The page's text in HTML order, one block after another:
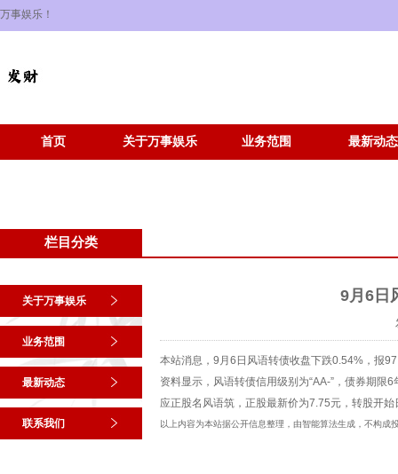
万事娱乐！
首页 关于万事娱乐 业务范围 最新动态
栏目分类
关于万事娱乐
业务范围
最新动态
联系我们
9月6日
本站消息，9月6日风语转债收盘下跌0.54%，报
资料显示，风语转债信用级别为“AA-”，债券期
应正股名风语筑，正股最新价为7.75元，转股开
以上内容为本站据公开信息整理，由智能算法生成，不构成